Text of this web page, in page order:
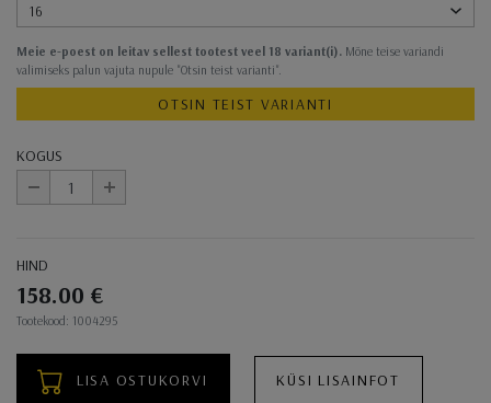
16
Meie e-poest on leitav sellest tootest veel 18 variant(i). Mõne teise variandi
valimiseks palun vajuta nupule "Otsin teist varianti".
OTSIN TEIST VARIANTI
KOGUS
+
Ostukorvi toimingud
HIND
158.00 €
Tootekood: 1004295
LISA OSTUKORVI KÜSI LISAINFOT